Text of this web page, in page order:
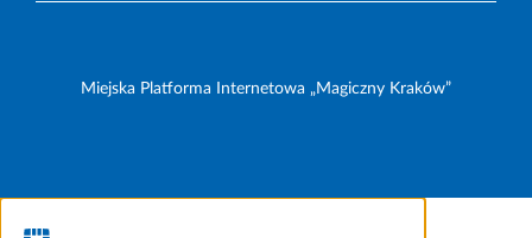
Miejska Platforma Internetowa „Magiczny Kraków”